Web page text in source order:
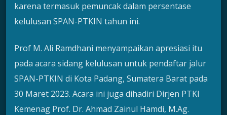
karena termasuk pemuncak dalam persentase
kelulusan SPAN-PTKIN tahun ini.
Prof M. Ali Ramdhani menyampaikan apresiasi itu
pada acara sidang kelulusan untuk pendaftar jalur
SPAN-PTKIN di Kota Padang, Sumatera Barat pada
30 Maret 2023. Acara ini juga dihadiri Dirjen PTKI
Kemenag Prof. Dr. Ahmad Zainul Hamdi, M.Ag.